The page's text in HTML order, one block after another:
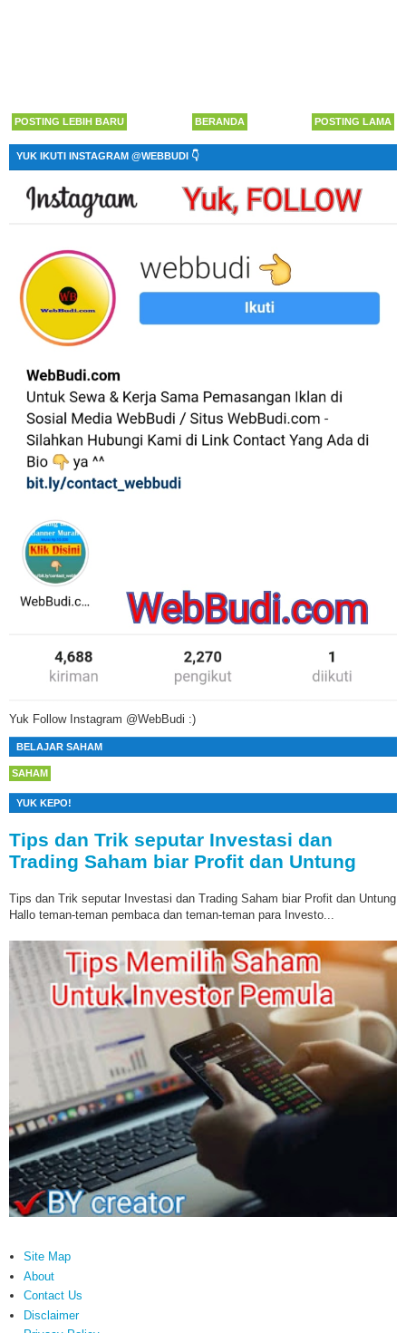
POSTING LEBIH BARU POSTING LAMA
BERANDA
YUK IKUTI INSTAGRAM @WEBBUDI 👇
Yuk Follow Instagram @WebBudi :)
BELAJAR SAHAM
SAHAM
YUK KEPO!
Tips dan Trik seputar Investasi dan
Trading Saham biar Profit dan Untung
Tips dan Trik seputar Investasi dan Trading Saham biar Profit dan Untung
Hallo teman-teman pembaca dan teman-teman para Investo...
Site Map
About
Contact Us
Disclaimer